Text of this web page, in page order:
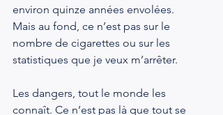
environ quinze années envolées.
Mais au fond, ce n’est pas sur le
nombre de cigarettes ou sur les
statistiques que je veux m’arrêter.
Les dangers, tout le monde les
connaît. Ce n’est pas là que tout se